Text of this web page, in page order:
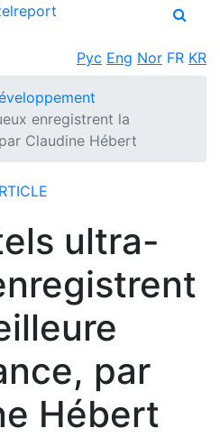
report
Рус Eng Nor FR KR
enregistrent la
Claudine Hébert
ultra-
par
Hébert